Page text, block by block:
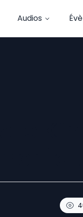
Audios
le